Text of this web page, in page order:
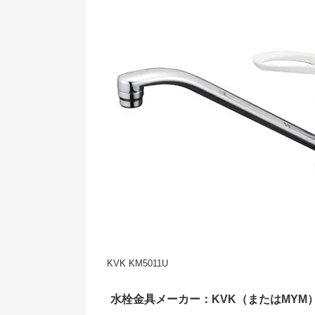
KVK KM5011U
水栓金具メーカー：KVK（またはMYM